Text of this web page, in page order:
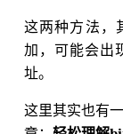
这两种方法，
加，可能会出
址。
这里其实也有